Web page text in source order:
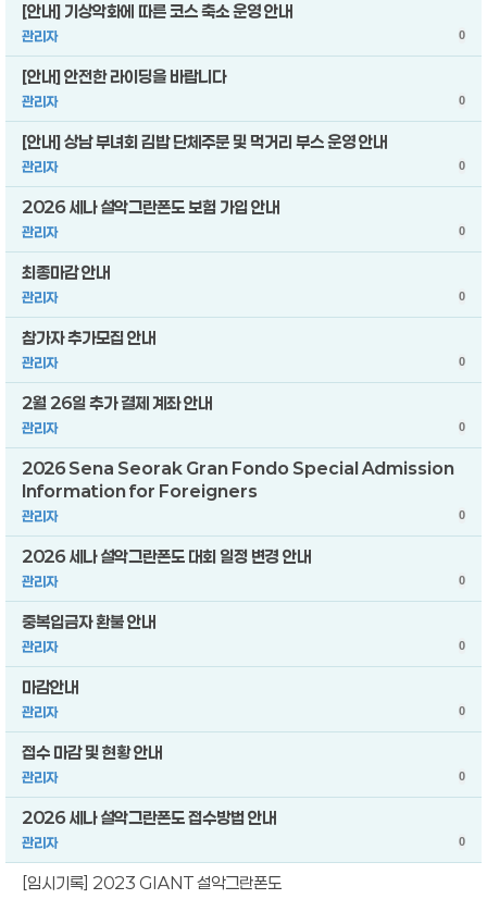
[안내] 기상악화에 따른 코스 축소 운영 안내
관리자 0
[안내] 안전한 라이딩을 바랍니다
관리자 0
[안내] 상남 부녀회 김밥 단체주문 및 먹거리 부스 운영 안내
관리자 0
2026 세나 설악그란폰도 보험 가입 안내
관리자 0
최종마감 안내
관리자 0
참가자 추가모집 안내
관리자 0
2월 26일 추가 결제 계좌 안내
관리자 0
2026 Sena Seorak Gran Fondo Special Admission
Information for Foreigners
관리자 0
2026 세나 설악그란폰도 대회 일정 변경 안내
관리자 0
중복입금자 환불 안내
관리자 0
마감안내
관리자 0
접수 마감 및 현황 안내
관리자 0
2026 세나 설악그란폰도 접수방법 안내
관리자 0
[임시기록] 2023 GIANT 설악그란폰도